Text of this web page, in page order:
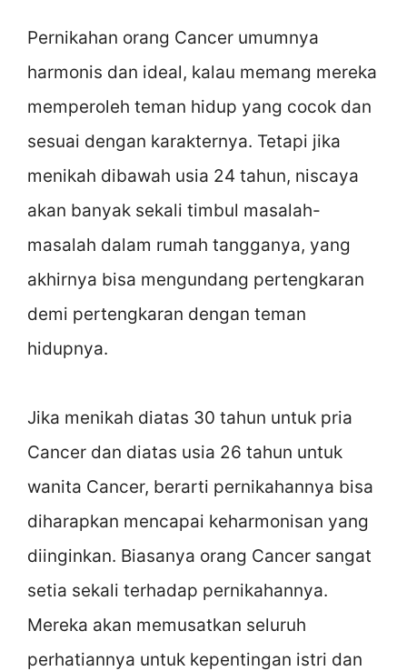
Pernikahan orang Cancer umumnya
harmonis dan ideal, kalau memang mereka
memperoleh teman hidup yang cocok dan
sesuai dengan karakternya. Tetapi jika
menikah dibawah usia 24 tahun, niscaya
akan banyak sekali timbul masalah-
masalah dalam rumah tangganya, yang
akhirnya bisa mengundang pertengkaran
demi pertengkaran dengan teman
hidupnya.
Jika menikah diatas 30 tahun untuk pria
Cancer dan diatas usia 26 tahun untuk
wanita Cancer, berarti pernikahannya bisa
diharapkan mencapai keharmonisan yang
diinginkan. Biasanya orang Cancer sangat
setia sekali terhadap pernikahannya.
Mereka akan memusatkan seluruh
perhatiannya untuk kepentingan istri dan